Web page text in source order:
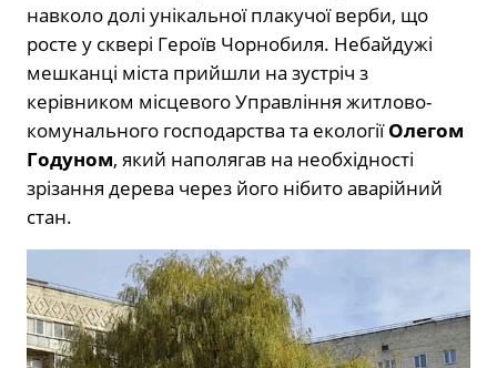
навколо долі унікальної плакучої верби, що
росте у сквері Героїв Чорнобиля. Небайдужі
мешканці міста прийшли на зустріч з
керівником місцевого Управління житлово-
комунального господарства та екологіїОлегом
Годуном, який наполягав на необхідності
зрізання дерева через його нібито аварійний
стан.